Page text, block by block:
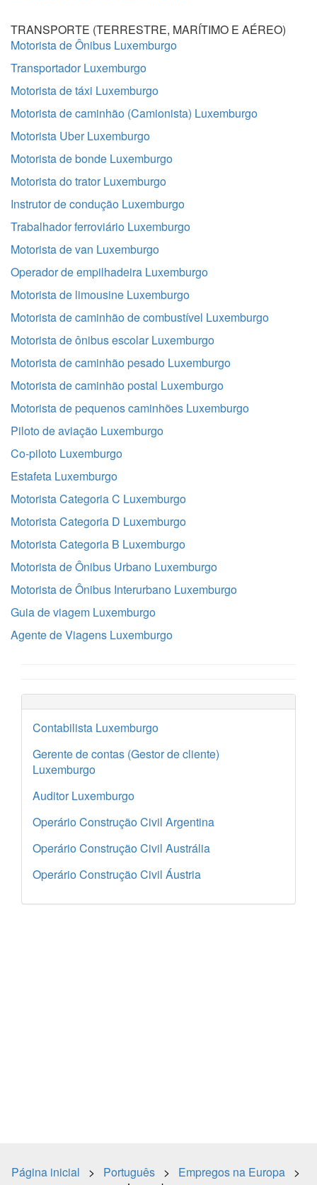
TRANSPORTE (TERRESTRE, MARÍTIMO E AÉREO)
Motorista de Ônibus Luxemburgo
Transportador Luxemburgo
Motorista de táxi Luxemburgo
Motorista de caminhão (Camionista) Luxemburgo
Motorista Uber Luxemburgo
Motorista de bonde Luxemburgo
Motorista do trator Luxemburgo
Instrutor de condução Luxemburgo
Trabalhador ferroviário Luxemburgo
Motorista de van Luxemburgo
Operador de empilhadeira Luxemburgo
Motorista de limousine Luxemburgo
Motorista de caminhão de combustível Luxemburgo
Motorista de ônibus escolar Luxemburgo
Motorista de caminhão pesado Luxemburgo
Motorista de caminhão postal Luxemburgo
Motorista de pequenos caminhões Luxemburgo
Piloto de aviação Luxemburgo
Co-piloto Luxemburgo
Estafeta Luxemburgo
Motorista Categoria C Luxemburgo
Motorista Categoria D Luxemburgo
Motorista Categoria B Luxemburgo
Motorista de Ônibus Urbano Luxemburgo
Motorista de Ônibus Interurbano Luxemburgo
Guia de viagem Luxemburgo
Agente de Viagens Luxemburgo
Contabilista Luxemburgo
Gerente de contas (Gestor de cliente)
Luxemburgo
Auditor Luxemburgo
Operário Construção Civil Argentina
Operário Construção Civil Austrália
Operário Construção Civil Áustria
Página inicial > Português > Empregos na Europa >